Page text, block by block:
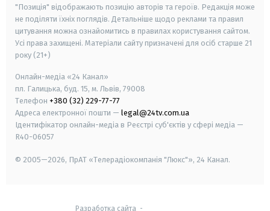
"Позиція" відображають позицію авторів та героїв. Редакція може
не поділяти їхніх поглядів. Детальніше щодо реклами та правил
цитування можна ознайомитись в правилах користування сайтом.
Усі права захищені. Матеріали сайту призначені для осіб старше 21
року (21+)
Онлайн-медіа «24 Канал»
пл. Галицька, буд. 15, м. Львів, 79008
Телефон +380 (32) 229-77-77
Адреса електронної пошти — legal@24tv.com.ua
Ідентифікатор онлайн-медіа в Реєстрі суб'єктів у сфері медіа —
R40-06057
© 2005—2026, ПрАТ «Телерадіокомпанія "Люкс"», 24 Канал.
Разработка сайта -